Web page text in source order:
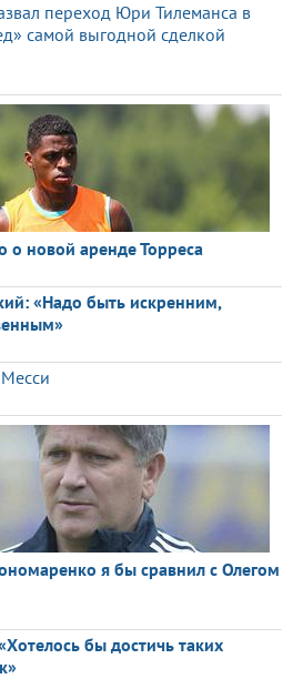
переход Юри Тилеманса в
самой выгодной сделкой
новой аренде Торреса
«Надо быть искренним,
я бы сравнил с Олегом
бы достичь таких